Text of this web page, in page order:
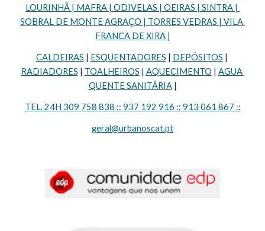
LOURINHÃ | MAFRA | ODIVELAS | OEIRAS | SINTRA |
SOBRAL DE MONTE AGRAÇO | TORRES VEDRAS | VILA
FRANCA DE XIRA |
CALDEIRAS | ESQUENTADORES | DEPÓSITOS
RADIADORES | TOALHEIROS | AQUECIMENTO | AGUA
QUENTE SANITÁRIA |
TEL. 24H 309 758 838 :: 937 192 916 :: 913 061 867 ::
geral@urbanoscat.pt